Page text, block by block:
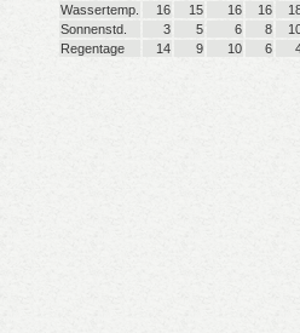
Wassertemp.
16 15 16 16
Sonnenstd.
3 5 6 8
Regentage
14 9 10 6